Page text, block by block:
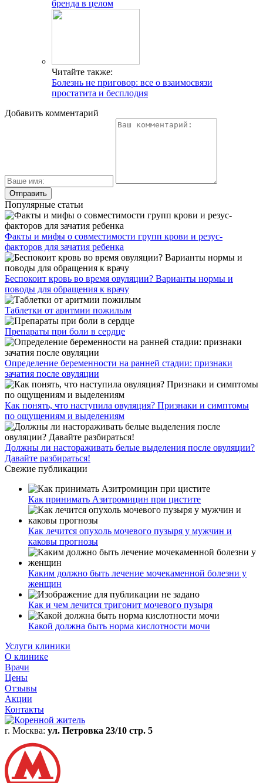
бренда в целом
Читайте также:
Болезнь не приговор: все о взаимосвязи
простатита и бесплодия
Добавить комментарий
Популярные статьи
Факты и мифы о совместимости групп крови и резус-
факторов для зачатия ребенка
Беспокоит кровь во время овуляции? Варианты нормы и
поводы для обращения к врачу
Таблетки от аритмии пожилым
Препараты при боли в сердце
Определение беременности на ранней стадии: признаки
зачатия после овуляции
Как понять, что наступила овуляция? Признаки и симптомы
по ощущениям и выделениям
Должны ли настораживать белые выделения после овуляции?
Давайте разбираться!
Свежие публикации
Как принимать Азитромицин при цистите
Как лечится опухоль мочевого пузыря у мужчин и
каковы прогнозы
Каким должно быть лечение мочекаменной болезни у
женщин
Как и чем лечится тригонит мочевого пузыря
Какой должна быть норма кислотности мочи
Услуги клиники
О клинике
Врачи
Цены
Отзывы
Акции
Контакты
г. Москва: ул. Петровка 23/10 стр. 5